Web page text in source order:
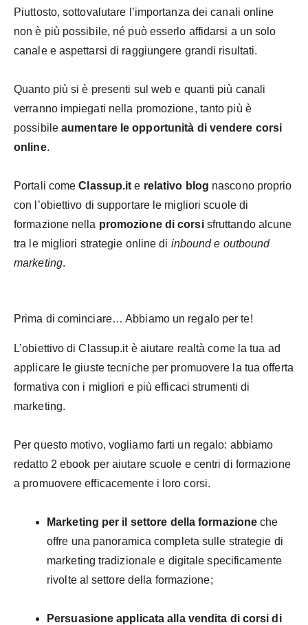
Piuttosto, sottovalutare l’importanza dei canali online
non è più possibile, né può esserlo affidarsi a un solo
canale e aspettarsi di raggiungere grandi risultati.
Quanto più si è presenti sul web e quanti più canali
verranno impiegati nella promozione, tanto più è
possibile aumentare le opportunità di vendere corsi
online.
Portali comeClassup.it e relativo blog nascono proprio
con l’obiettivo di supportare le migliori scuole di
formazione nella promozione di corsisfruttando alcune
tra le migliori strategie online di inbound e outbound
marketing.
Prima di cominciare… Abbiamo un regalo per te!
L’obiettivo di Classup.it è aiutare realtà come la tua ad
applicare le giuste tecniche per promuovere la tua offerta
formativa con i migliori e più efficaci strumenti di
marketing.
Per questo motivo, vogliamo farti un regalo: abbiamo
redatto 2 ebook per aiutare scuole e centri di formazione
a promuovere efficacemente i loro corsi.
Marketing per il settore della formazione che
offre una panoramica completa sulle strategie di
marketing tradizionale e digitale specificamente
rivolte al settore della formazione;
Persuasione applicata alla vendita di corsi di